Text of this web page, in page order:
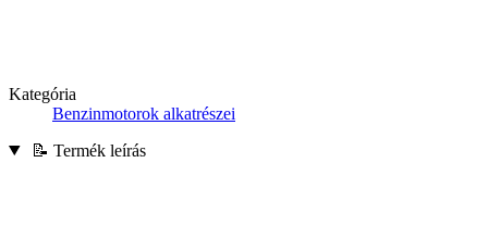
Kategória
Benzinmotorok alkatrészei
📝 Termék leírás